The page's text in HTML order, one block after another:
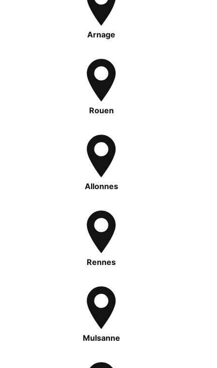
Arnage
Rouen
Allonnes
Rennes
Mulsanne